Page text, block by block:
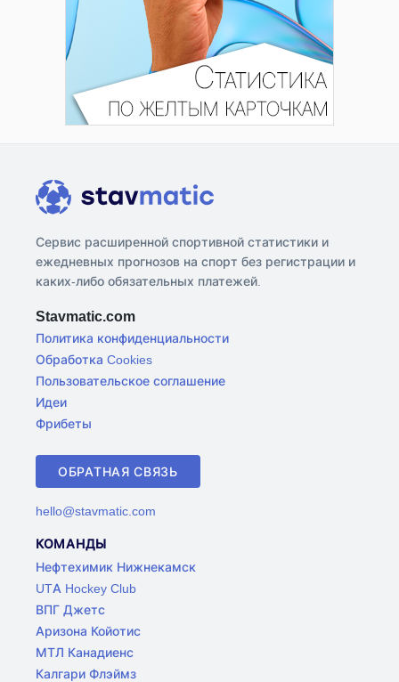
Сервис расширенной спортивной статистики и
ежедневных прогнозов на спорт без регистрации и
каких-либо обязательных платежей.
Stavmatic.com
Политика конфиденциальности
Обработка Cookies
Пользовательское соглашение
Идеи
Фрибеты
ОБРАТНАЯ СВЯЗЬ
hello@stavmatic.com
КОМАНДЫ
Нефтехимик Нижнекамск
UTA Hockey Club
ВПГ Джетс
Аризона Койотис
МТЛ Канадиенс
Калгари Флэймз